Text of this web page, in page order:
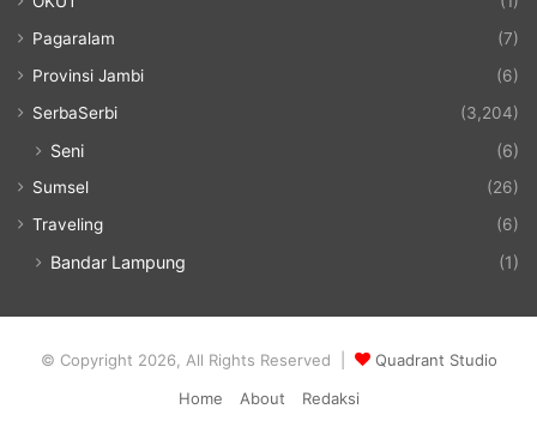
Pagaralam
(7)
Provinsi Jambi
(6)
SerbaSerbi
(3,204)
Seni (6)
Sumsel
(26)
Traveling
(6)
Bandar Lampung (1)
© Copyright 2026, All Rights Reserved |
Quadrant Studio
Home
About Redaksi